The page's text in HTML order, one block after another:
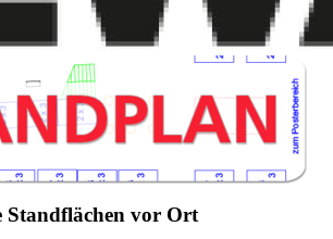
Standflächen vor Ort